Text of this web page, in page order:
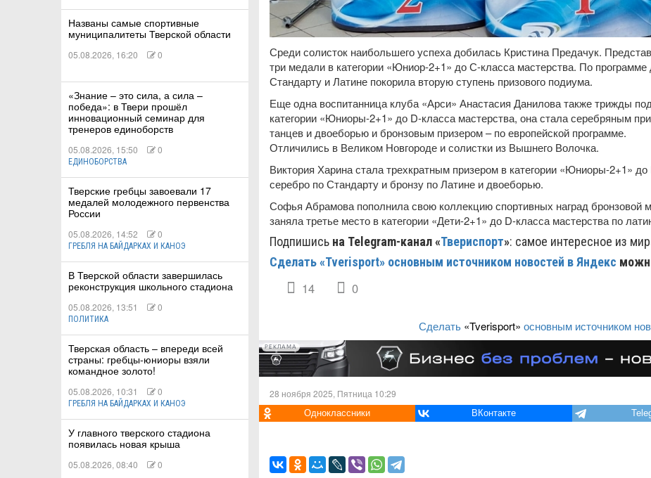
Названы самые спортивные
муниципалитеты Тверской области
05.08.2026, 16:20 0
«Знание – это сила, а сила –
победа»: в Твери прошёл
инновационный семинар для
тренеров единоборств
05.08.2026, 15:50 0
ЕДИНОБОРСТВА
Тверские гребцы завоевали 17
медалей молодежного первенства
России
05.08.2026, 14:52 0
ГРЕБЛЯ НА БАЙДАРКАХ И КАНОЭ
В Тверской области завершилась
реконструкция школьного стадиона
05.08.2026, 13:51 0
ПОЛИТИКА
Тверская область – впереди всей
страны: гребцы-юниоры взяли
командное золото!
05.08.2026, 10:31 0
ГРЕБЛЯ НА БАЙДАРКАХ И КАНОЭ
У главного тверского стадиона
появилась новая крыша
05.08.2026, 08:40 0
Среди солисток наибольшего успеха добилась Кристина Предачук.
три медали в категории «Юниор-2+1» до С-класса мастерства. По
Стандарту и Латине покорила вторую ступень призового подиума.
Еще одна воспитанница клуба «Арси» Анастасия Данилова также трижды
категории «Юниоры-2+1» до D-класса мастерства, она стала серебряным
танцев и двоеборью и бронзовым призером – по европейской программе.
Отличились в Великом Новгороде и солистки из Вышнего Волочка.
Виктория Харина стала трехкратным призером в категории «Юниоры-2+1»
серебро по Стандарту и бронзу по Латине и двоеборью.
Софья Абрамова пополнила свою коллекцию спортивных наград
заняла третье место в категории «Дети-2+1» до D-класса мастерства по
Подпишись на Telegram-канал «Твериспорт»: самое интересное из
Сделать «Tverisport» основным источником новостей в Яндекс
14 0
Сделать «Tverisport» основным источником
РЕКЛАМА
28 ноября 2025, Пятница 10:29
Одноклассники ВКонтакте